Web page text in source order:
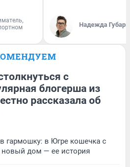
Надежда Губарь
с
блогерша из
рассказала об
гармошку: в Югре кошечка с
дом — ее история